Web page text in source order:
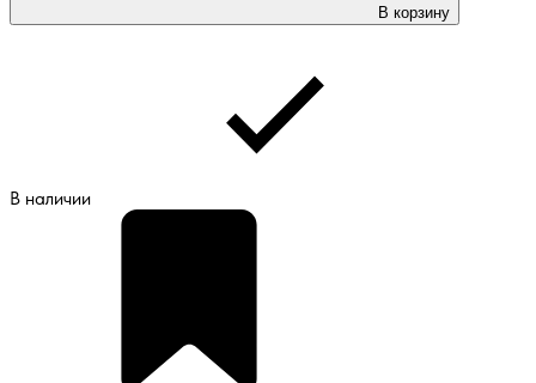
В корзину
В наличии